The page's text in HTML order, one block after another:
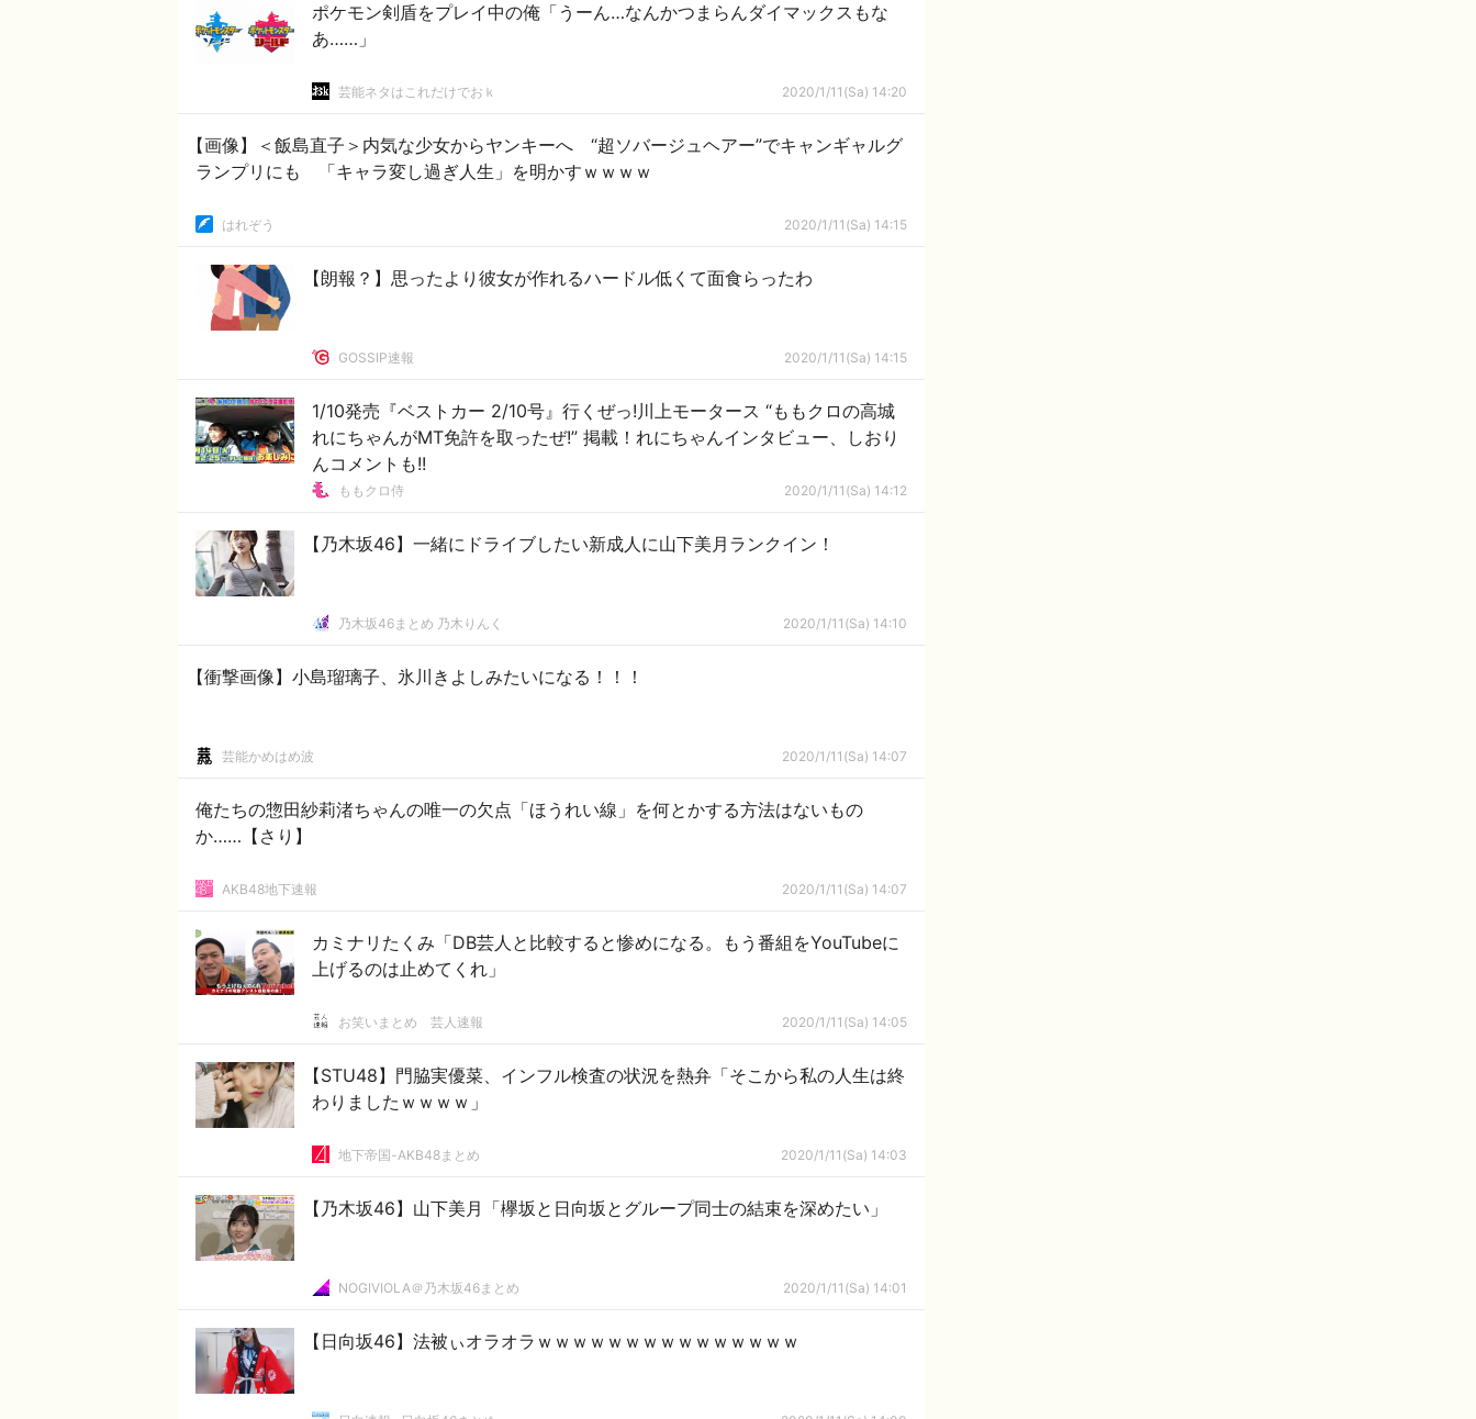
ポケモン剣盾をプレイ中の俺「うーん…なんかつまらんダイマックスもな
あ……」
芸能ネタはこれだけでおｋ 2020/1/11(Sa) 14:20
【画像】＜飯島直子＞内気な少女からヤンキーへ “超ソバージュヘアー”でキャンギャルグ
ランプリにも 「キャラ変し過ぎ人生」を明かすｗｗｗｗ
はれぞう 2020/1/11(Sa) 14:15
【朗報？】思ったより彼女が作れるハードル低くて面食らったわ
GOSSIP速報 2020/1/11(Sa) 14:15
1/10発売『ベストカー 2/10号』行くぜっ!川上モータース “ももクロの高城
れにちゃんがMT免許を取ったぜ!” 掲載！れにちゃんインタビュー、しおり
んコメントも!!
ももクロ侍 2020/1/11(Sa) 14:12
【乃木坂46】一緒にドライブしたい新成人に山下美月ランクイン！
乃木坂46まとめ 乃木りんく 2020/1/11(Sa) 14:10
【衝撃画像】小島瑠璃子、氷川きよしみたいになる！！！
芸能かめはめ波 2020/1/11(Sa) 14:07
俺たちの惣田紗莉渚ちゃんの唯一の欠点「ほうれい線」を何とかする方法はないもの
か……【さり】
AKB48地下速報 2020/1/11(Sa) 14:07
カミナリたくみ「DB芸人と比較すると惨めになる。もう番組をYouTubeに
上げるのは止めてくれ」
お笑いまとめ 芸人速報 2020/1/11(Sa) 14:05
【STU48】門脇実優菜、インフル検査の状況を熱弁「そこから私の人生は終
わりましたｗｗｗｗ」
地下帝国-AKB48まとめ 2020/1/11(Sa) 14:03
【乃木坂46】山下美月「欅坂と日向坂とグループ同士の結束を深めたい」
NOGIVIOLA＠乃木坂46まとめ 2020/1/11(Sa) 14:01
【日向坂46】法被ぃオラオラｗｗｗｗｗｗｗｗｗｗｗｗｗｗｗ